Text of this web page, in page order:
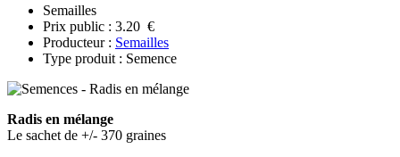
Semailles
Prix public : 3.20 €
Producteur : Semailles
Type produit : Semence
Radis en mélange
Le sachet de +/- 370 graines